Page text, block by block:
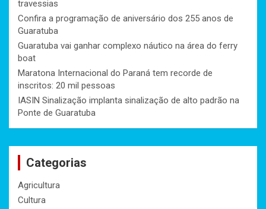
travessias
Confira a programação de aniversário dos 255 anos de
Guaratuba
Guaratuba vai ganhar complexo náutico na área do ferry
boat
Maratona Internacional do Paraná tem recorde de
inscritos: 20 mil pessoas
IASIN Sinalização implanta sinalização de alto padrão na
Ponte de Guaratuba
Categorias
Agricultura
Cultura